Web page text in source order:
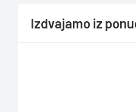
Izdvajamo iz